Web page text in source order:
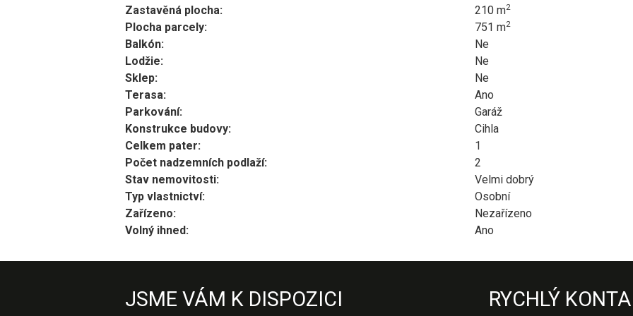
Zastavěná plocha: 210 m2
Plocha parcely: 751 m2
Balkón:
Ne
Lodžie:
Ne
Sklep:
Ne
Terasa:
Ano
Parkování:
Garáž
Konstrukce budovy:
Cihla
Celkem pater:
1
Počet nadzemních podlaží:
2
Stav nemovitosti:
Velmi dobrý
Typ vlastnictví:
Osobní
Zařízeno:
Nezařízeno
Volný ihned:
Ano
JSME VÁM K DISPOZICI RYCHLÝ